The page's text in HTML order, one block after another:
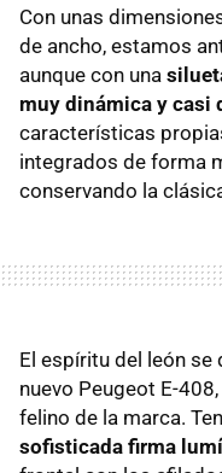
Con unas
de ancho, estamos
aunque con una
muy dinámica y casi
características
integrados de forma
conservando la
El espíritu del león se
nuevo Peugeot E-
felino de la marca.
sofisticada firma